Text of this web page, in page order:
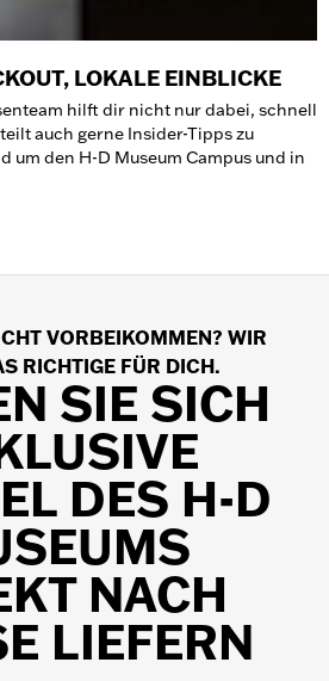
LOKALE EINBLICKE
hilft dir nicht nur dabei, schnell
auch gerne Insider-Tipps zu
um den H-D Museum Campus und in
VORBEIKOMMEN? WIR
RICHTIGE FÜR DICH.
SIE SICH
DES H-D
NACH
LIEFERN